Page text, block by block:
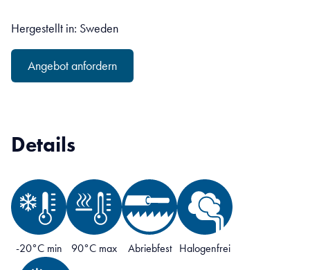
Hergestellt in: Sweden
Angebot anfordern
Details
-20°C min 90°C max Abriebfest Halogenfrei